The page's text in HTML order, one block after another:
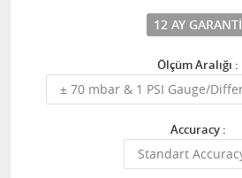
12 AY GARANTI
Ölçüm Aralığı :
Accuracy :